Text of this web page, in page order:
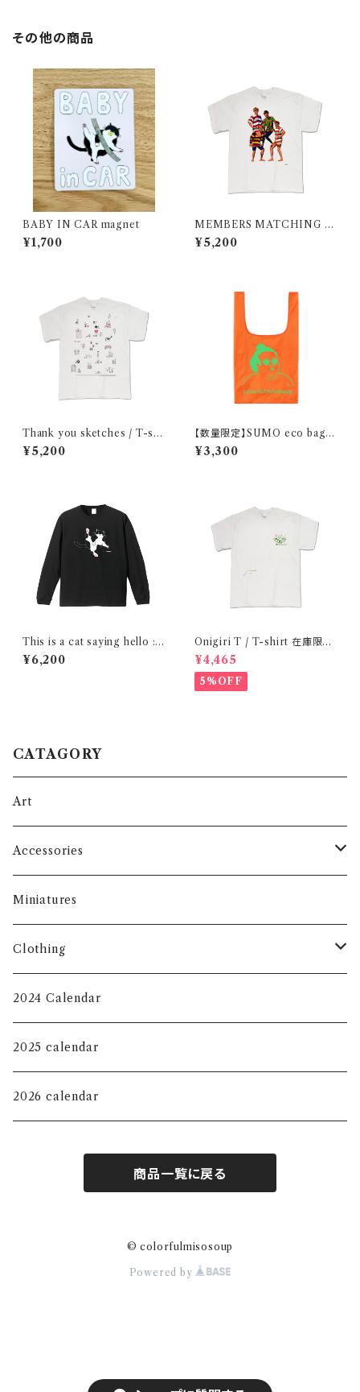
その他の商品
BABY IN CAR magnet
¥1,700
MEMBERS MATCHING O
UTFIT STRIPES/ みんなおソ
ロでボーダー/ T-shirt 在庫限
¥5,200
Thank you sketches / T-shi
rt
¥5,200
【数量限定】SUMO eco bag /
orange
¥3,300
This is a cat saying hello :)
/ Long sleeve shirt / black
¥6,200
Onigiri T / T-shirt 在庫限り
で終了
¥4,465
5%OFF
CATAGORY
Art
Accessories
Face Masks
Eco Bag
Key Chain
Jewelry Tray
Magnet
M size pouch
Miniatures
Clothing
T-shirt
KIDS
Long sleeve shirt
Sweat shirt
2024 Calendar
2025 calendar
2026 calendar
商品一覧に戻る
© colorfulmisosoup
Powered by